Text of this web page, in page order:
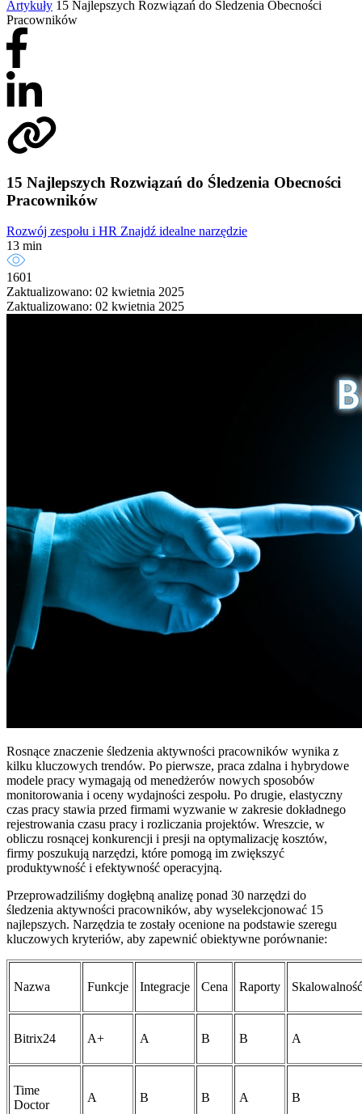
Artykuły 15 Najlepszych Rozwiązań do Śledzenia Obecności
Pracowników
15 Najlepszych Rozwiązań do Śledzenia Obecności
Pracowników
Rozwój zespołu i HR Znajdź idealne narzędzie
13 min
1601
Zaktualizowano: 02 kwietnia 2025
Zaktualizowano: 02 kwietnia 2025
Rosnące znaczenie śledzenia aktywności pracowników wynika z
kilku kluczowych trendów. Po pierwsze, praca zdalna i hybrydowe
modele pracy wymagają od menedżerów nowych sposobów
monitorowania i oceny wydajności zespołu. Po drugie, elastyczny
czas pracy stawia przed firmami wyzwanie w zakresie dokładnego
rejestrowania czasu pracy i rozliczania projektów. Wreszcie, w
obliczu rosnącej konkurencji i presji na optymalizację kosztów,
firmy poszukują narzędzi, które pomogą im zwiększyć
produktywność i efektywność operacyjną.
Przeprowadziliśmy dogłębną analizę ponad 30 narzędzi do
śledzenia aktywności pracowników, aby wyselekcjonować 15
najlepszych. Narzędzia te zostały ocenione na podstawie szeregu
kluczowych kryteriów, aby zapewnić obiektywne porównanie:
Nazwa Funkcje Integracje Cena Raporty Skalowalność
Bitrix24 A+ A B B A
Time
Doctor
A B B A B